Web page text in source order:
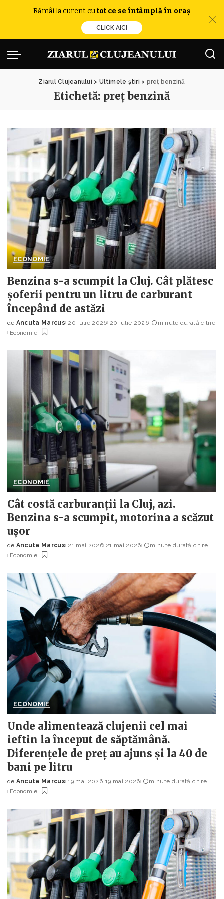
Rămâi la curent cutot ce se întâmplă în oraș
CLICK AICI
Ziarul Clujeanului > Ultimele știri > preț benzină
Etichetă: preț benzină
ECONOMIE
Benzina s-a scumpit la Cluj. Cât plătesc
șoferii pentru un litru de carburant
începând de astăzi
Posted
by
de Ancuta Marcus 20 iulie 2026 20 iulie 2026
minute durată citire
Economie
ECONOMIE
Cât costă carburanții la Cluj, azi.
Benzina s-a scumpit, motorina a scăzut
ușor
Posted
by
de Ancuta Marcus 21 mai 2026 21 mai 2026
minute durată citire
Economie
ECONOMIE
Unde alimentează clujenii cel mai
ieftin la început de săptămână.
Diferențele de preț au ajuns și la 40 de
bani pe litru
Posted
by
de Ancuta Marcus 19 mai 2026 19 mai 2026
minute durată citire
Economie